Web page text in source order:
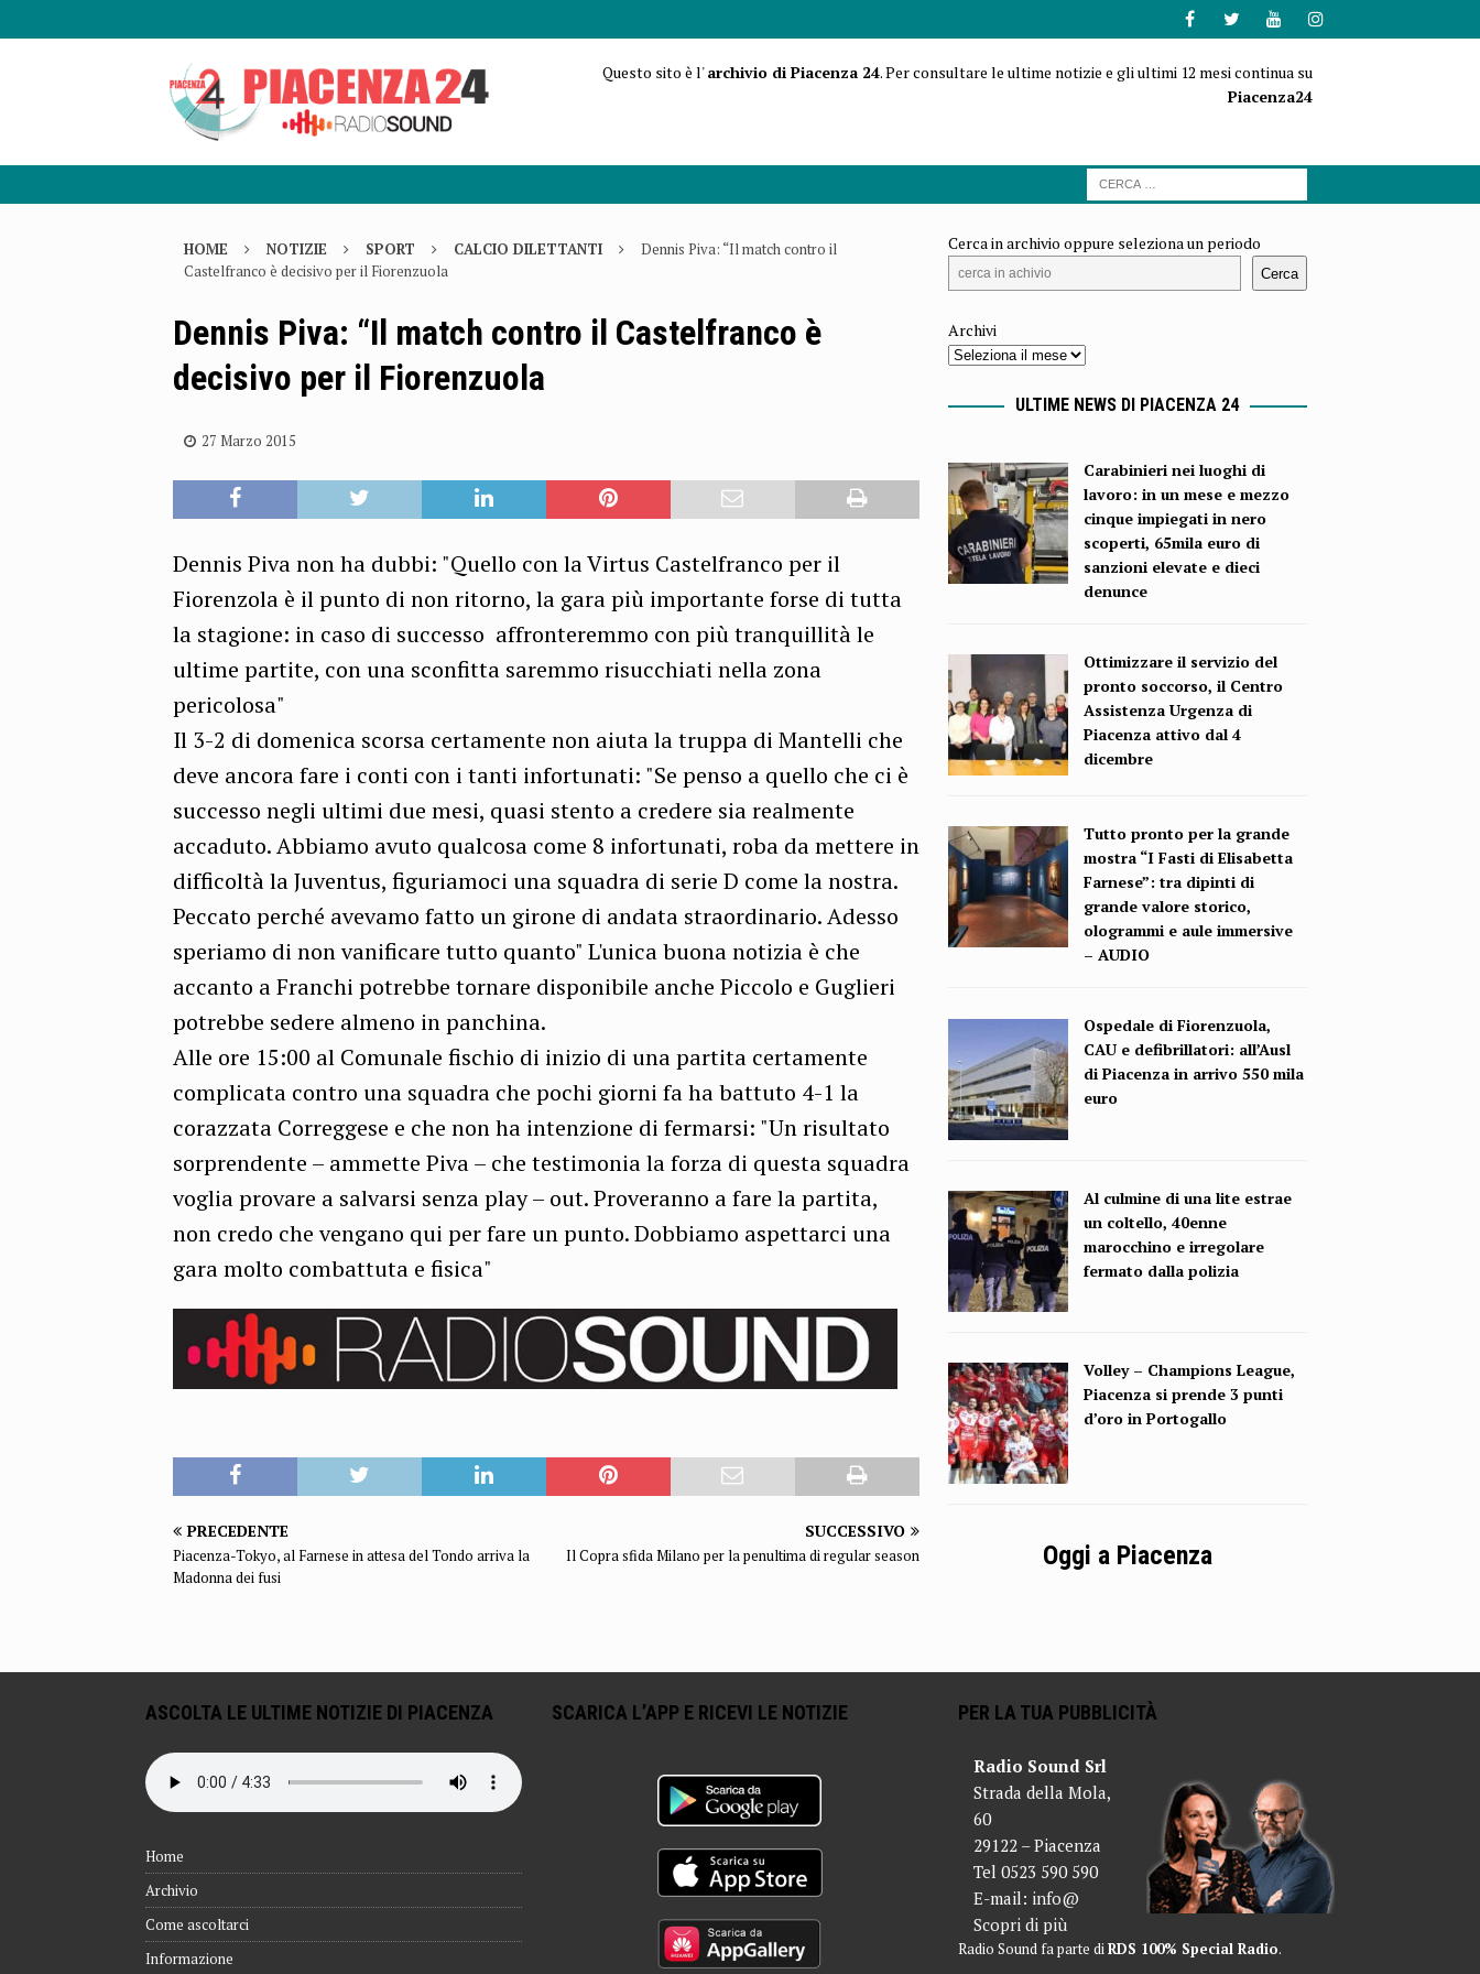
Questo sito è l'archivio di Piacenza 24. Per consultare le ultime notizie e gli ultimi 12 mesi continua su
Piacenza24
HOME NOTIZIE SPORT CALCIO DILETTANTI
Dennis Piva: “Il match contro il
Castelfranco è decisivo per il Fiorenzuola
Dennis Piva: “Il match contro il Castelfranco è
decisivo per il Fiorenzuola
27 Marzo 2015
Dennis Piva non ha dubbi: "Quello con la Virtus Castelfranco per il
Fiorenzola è il punto di non ritorno, la gara più importante forse di tutta
la stagione: in caso di successo affronteremmo con più tranquillità le
ultime partite, con una sconfitta saremmo risucchiati nella zona
pericolosa"
Il 3-2 di domenica scorsa certamente non aiuta la truppa di Mantelli che
deve ancora fare i conti con i tanti infortunati: "Se penso a quello che ci è
successo negli ultimi due mesi, quasi stento a credere sia realmente
accaduto. Abbiamo avuto qualcosa come 8 infortunati, roba da mettere in
difficoltà la Juventus, figuriamoci una squadra di serie D come la nostra.
Peccato perché avevamo fatto un girone di andata straordinario. Adesso
speriamo di non vanificare tutto quanto" L'unica buona notizia è che
accanto a Franchi potrebbe tornare disponibile anche Piccolo e Guglieri
potrebbe sedere almeno in panchina.
Alle ore 15:00 al Comunale fischio di inizio di una partita certamente
complicata contro una squadra che pochi giorni fa ha battuto 4-1 la
corazzata Correggese e che non ha intenzione di fermarsi: "Un risultato
sorprendente – ammette Piva – che testimonia la forza di questa squadra
voglia provare a salvarsi senza play – out. Proveranno a fare la partita,
non credo che vengano qui per fare un punto. Dobbiamo aspettarci una
gara molto combattuta e fisica"
PRECEDENTE
Piacenza-Tokyo, al Farnese in attesa del Tondo arriva la
Madonna dei fusi
SUCCESSIVO
Il Copra sfida Milano per la penultima di regular season
Cerca in archivio oppure seleziona un periodo
Cerca
Archivi
ULTIME NEWS DI PIACENZA 24
Carabinieri nei luoghi di
lavoro: in un mese e mezzo
cinque impiegati in nero
scoperti, 65mila euro di
sanzioni elevate e dieci
denunce
Ottimizzare il servizio del
pronto soccorso, il Centro
Assistenza Urgenza di
Piacenza attivo dal 4
dicembre
Tutto pronto per la grande
mostra “I Fasti di Elisabetta
Farnese”: tra dipinti di
grande valore storico,
ologrammi e aule immersive
– AUDIO
Ospedale di Fiorenzuola,
CAU e defibrillatori: all’Ausl
di Piacenza in arrivo 550 mila
euro
Al culmine di una lite estrae
un coltello, 40enne
marocchino e irregolare
fermato dalla polizia
Volley – Champions League,
Piacenza si prende 3 punti
d’oro in Portogallo
Oggi a Piacenza
ASCOLTA LE ULTIME NOTIZIE DI PIACENZA
Home
Archivio
Come ascoltarci
Informazione
SCARICA L’APP E RICEVI LE NOTIZIE PER LA TUA PUBBLICITÀ
Radio Sound Srl
Strada della Mola,
60
29122 – Piacenza
Tel 0523 590 590
E-mail: info@
Scopri di più
Radio Sound fa parte diRDS 100% Special Radio.